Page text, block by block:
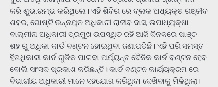
କରି ଶୁଭାରମ୍ଭ କରିଥିଲେ। ଏହି ଶିବିର ରେ ବ୍ଲକ ଅଧ୍ୟକ୍ଷ ରଞ୍ଜୀବ
ଶବର, ଗୋଷ୍ଟି ଉନ୍ନୟନ ଅଧିକାରୀ ରାଜୀବ ଦାସ, ଉପାଧ୍ୟକ୍ଷା
ବାଲ୍ମୀନା ଅଧିକାରୀ ପ୍ରମୁଖ ଉପସ୍ଥିତ ରହି ଆଜି ଦିନକରେ ପାଞ୍ଚ
ଶହ ରୁ ଅଧିକା କାର୍ଡ ବଣ୍ଟନ ହୋଇଥିବା ଜଣାପଡିଛି। ଏହି ପରି ସମସ୍ତ
ହିତାଧିକାରୀ କାର୍ଡ ଗୁଡିକ ପାଇବା ପର୍ଯ୍ୟନ୍ତ ଦୈନିକ କାର୍ଡ ବଣ୍ଟନ ହେବ
ବୋଲି ସାଂସଦ ପ୍ରକାଶ କରିଛନ୍ତି। କାର୍ଡ ବଣ୍ଟନ କାର୍ଯ୍ୟକ୍ରମ ରେ
ବିଭାଗୀୟ ଅଧିକାରୀ ମାନେ ସହଯୋଗ କରିଥିବା ଦେଖିବାକୁ ମିଳିଥିଲା।